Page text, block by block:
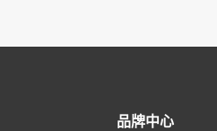
品牌中心